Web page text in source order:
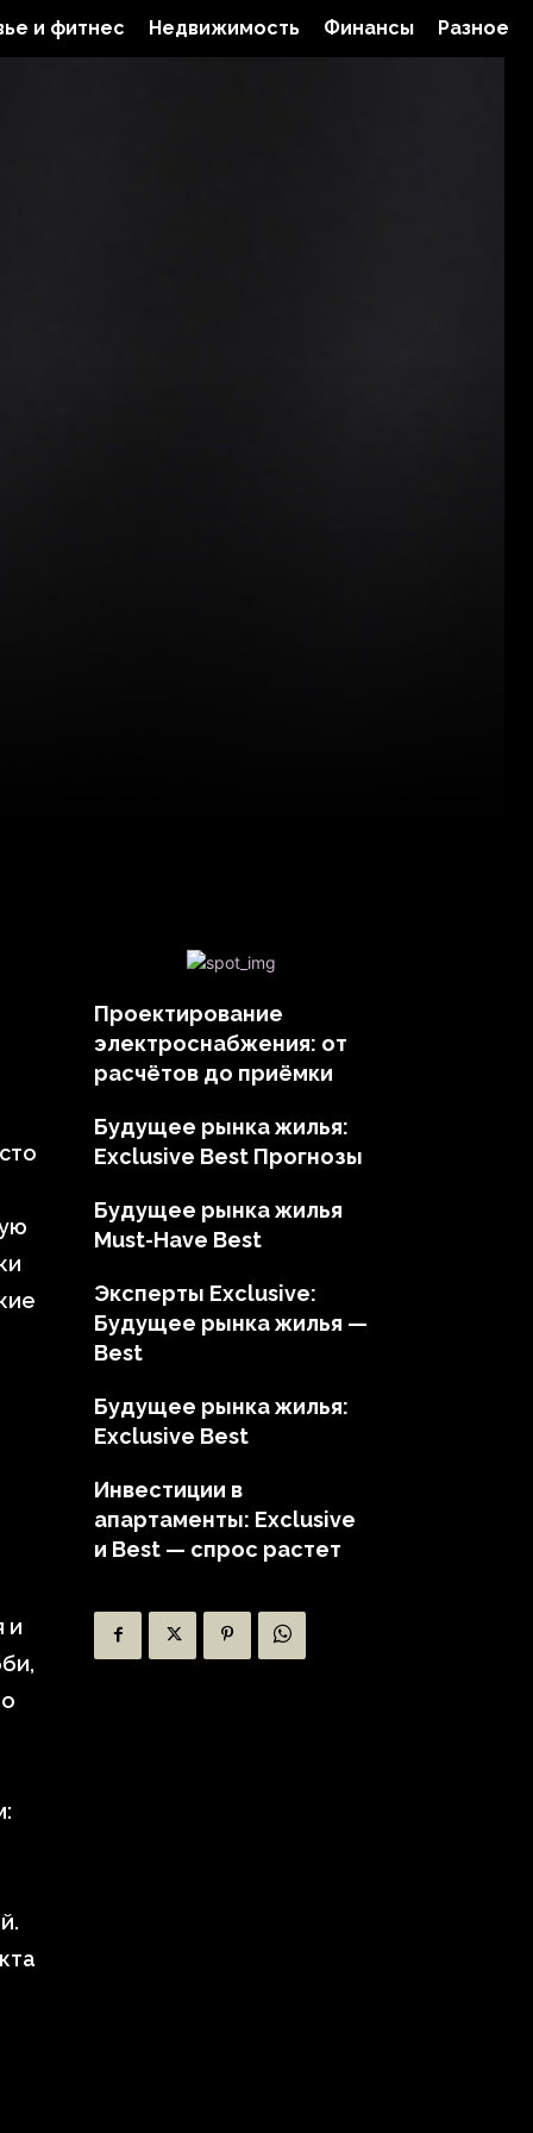
и фитнес Недвижимость Финансы Разное
и
Проектирование
электроснабжения: от
расчётов до приёмки
Будущее рынка жилья:
Exclusive Best Прогнозы
Будущее рынка жилья
Must-Have Best
Эксперты Exclusive:
Будущее рынка жилья —
Best
Будущее рынка жилья:
Exclusive Best
Инвестиции в
апартаменты: Exclusive
и Best — спрос растет